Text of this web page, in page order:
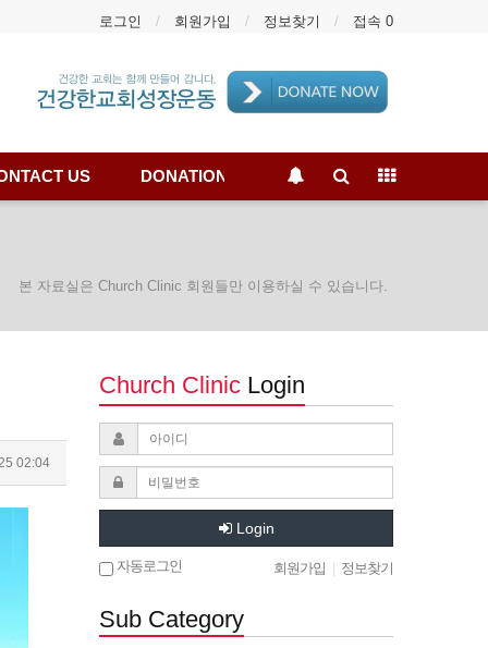
로그인 회원가입 정보찾기 접속 0
US DONATION
본 자료실은 Church Clinic 회원들만 이용하실 수 있습니다.
02:04
Church Clinic Login
Login
자동로그인 회원가입 정보찾기
Sub Category